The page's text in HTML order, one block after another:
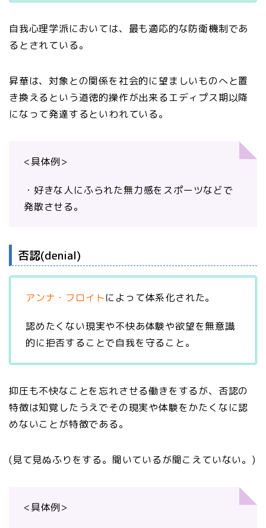
自我心理学派においては、最も適応的な防衛機制であ
るとされている。
昇華は、対象との関係を社会的に望ましいものへと置
き換えるという道徳的操作が出来るエディプス期以降
になって発達するといわれている。
<具体例>
・好きな人にふられた無力感をスポーツなどで
発散させる。
否認(denial)
アンナ・フロイトによって体系化された。
認めたくない現実や不快あ体験や欲望を無意識
的に拒否することで自我を守ること。
抑圧も不快なことを忘れさせる働きをするが、否認の
特徴は知覚したうえでその現実や体験をかたくなに認
めないことが特徴である。
(見て見ぬふりをする。聞いているが聞こえていない。)
<具体例>